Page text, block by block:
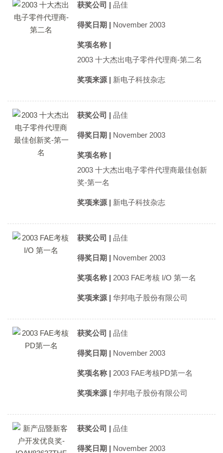
获奖公司 | 品佳
得奖日期 | November 2003
奖项名称 |
2003 十大杰出电子零件代理商-第二名
奖项来源 | 新电子科技杂志
获奖公司 | 品佳
得奖日期 | November 2003
奖项名称 |
2003 十大杰出电子零件代理商最佳创新
奖-第一名
奖项来源 | 新电子科技杂志
获奖公司 | 品佳
得奖日期 | November 2003
奖项名称 | 2003 FAE考核 I/O 第一名
奖项来源 | 华邦电子股份有限公司
获奖公司 | 品佳
得奖日期 | November 2003
奖项名称 | 2003 FAE考核PD第一名
奖项来源 | 华邦电子股份有限公司
获奖公司 | 品佳
得奖日期 | November 2003